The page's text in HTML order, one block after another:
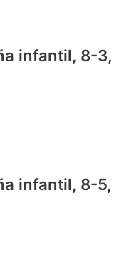
infantil, 8-3,
infantil, 8-5,